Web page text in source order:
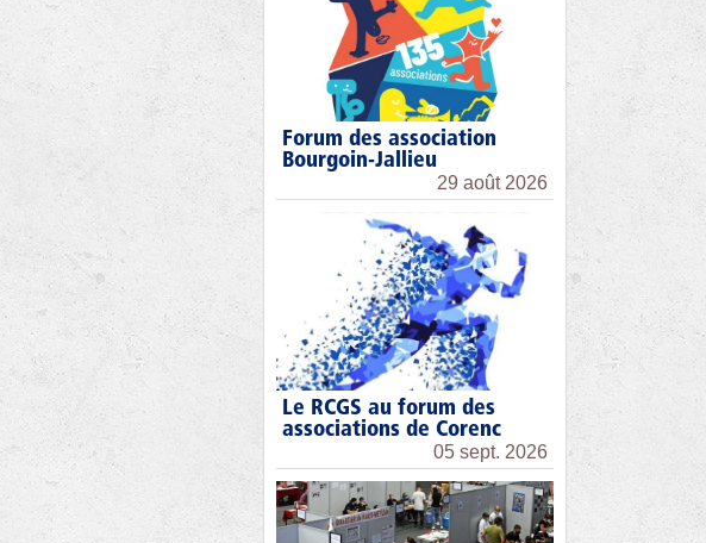
Forum des association
Bourgoin-Jallieu
29 août 2026
Le RCGS au forum des
associations de Corenc
05 sept. 2026